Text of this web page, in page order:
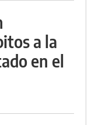
a la
en el